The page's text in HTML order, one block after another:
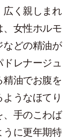
広く親しまれ
、女性ホルモ
などの精油が
レナージュ
精油でお腹を
うなほてり
、手のこわば
うに更年期特